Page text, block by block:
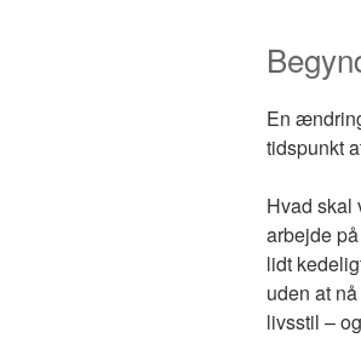
En
tidspunkt
Hvad skal
arbejde
lidt
uden at
livsstil –